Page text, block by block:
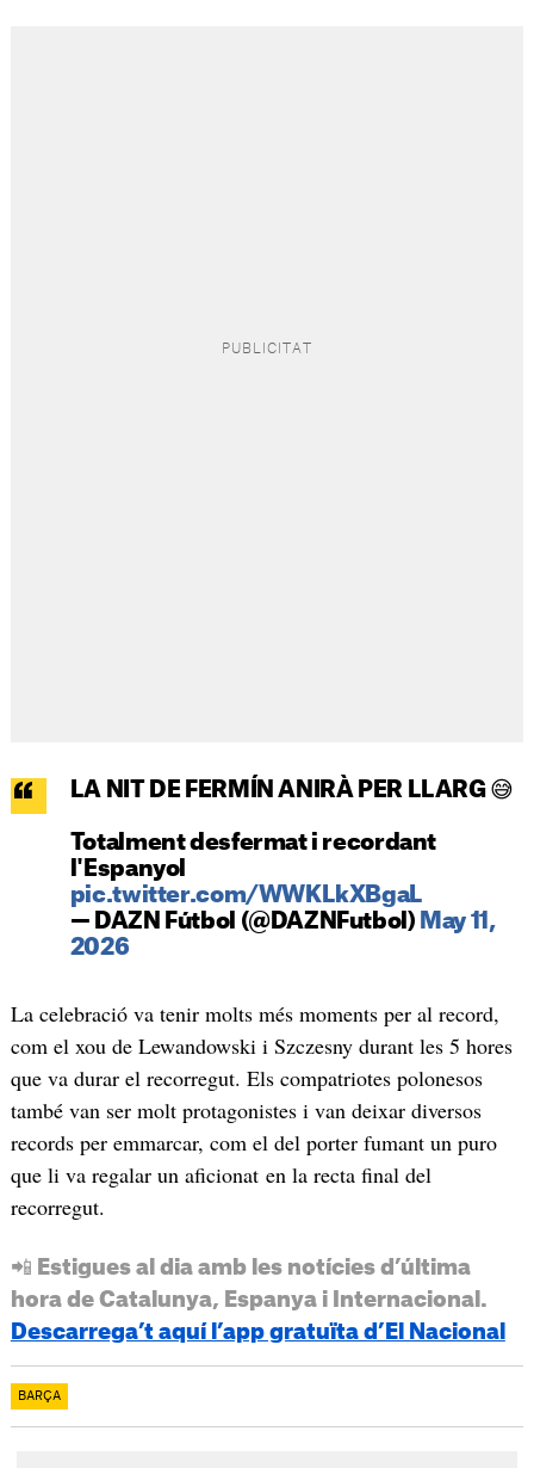
LA NIT DE FERMÍN ANIRÀ PER LLARG 😅
Totalment desfermat i recordant
l'Espanyol
pic.twitter.com/WWKLkXBgaL
— DAZN Fútbol (@DAZNFutbol) May 11,
2026
La celebració va tenir molts més moments per al record,
com el xou de Lewandowski i Szczesny durant les 5 hores
que va durar el recorregut. Els compatriotes polonesos
també van ser molt protagonistes i van deixar diversos
records per emmarcar, com el del porter fumant un puro
que li va regalar un aficionat en la recta final del
recorregut.
📲 Estigues al dia amb les notícies d’última
hora de Catalunya, Espanya i Internacional.
Descarrega’t aquí l’app gratuïta d’El Nacional
BARÇA